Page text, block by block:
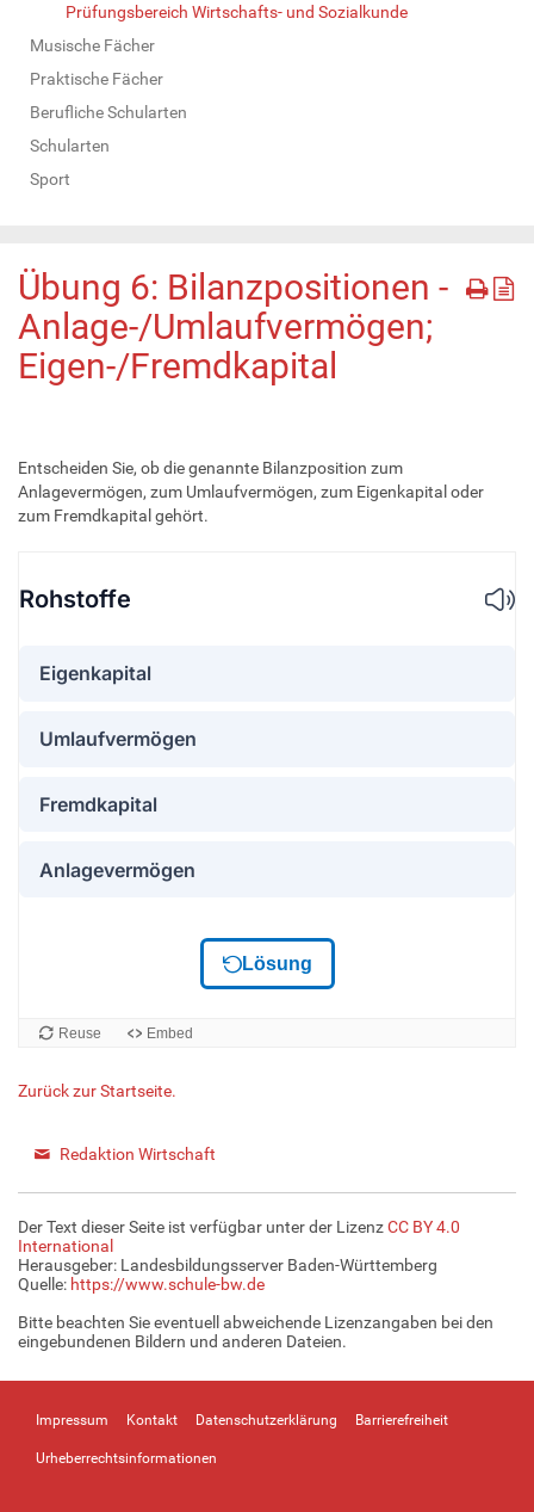
Prüfungsbereich Wirtschafts- und Sozialkunde
Musische Fächer
Praktische Fächer
Berufliche Schularten
Schularten
Sport
Übung 6: Bilanzpositionen -
Anlage-/Umlaufvermögen;
Eigen-/Fremdkapital
Entscheiden Sie, ob die genannte Bilanzposition zum
Anlagevermögen, zum Umlaufvermögen, zum Eigenkapital oder
zum Fremdkapital gehört.
Zurück zur Startseite.
Redaktion Wirtschaft
Der Text dieser Seite ist verfügbar unter der LizenzCC BY 4.0
International
Herausgeber: Landesbildungsserver Baden-Württemberg
Quelle: https://www.schule-bw.de
Bitte beachten Sie eventuell abweichende Lizenzangaben bei den
eingebundenen Bildern und anderen Dateien.
Impressum Kontakt Datenschutzerklärung Barrierefreiheit
Urheberrechtsinformationen